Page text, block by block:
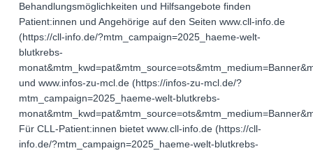
Behandlungsmöglichkeiten und Hilfsangebote finden
Patient:innen und Angehörige auf den Seiten www.cll-info.de
(https://cll-info.de/?mtm_campaign=2025_haeme-welt-
blutkrebs-
und www.infos-zu-mcl.de (https://infos-zu-mcl.de/?
mtm_campaign=2025_haeme-welt-blutkrebs-
Für CLL-Patient:innen bietet www.cll-info.de (https://cll-
info.de/?mtm_campaign=2025_haeme-welt-blutkrebs-